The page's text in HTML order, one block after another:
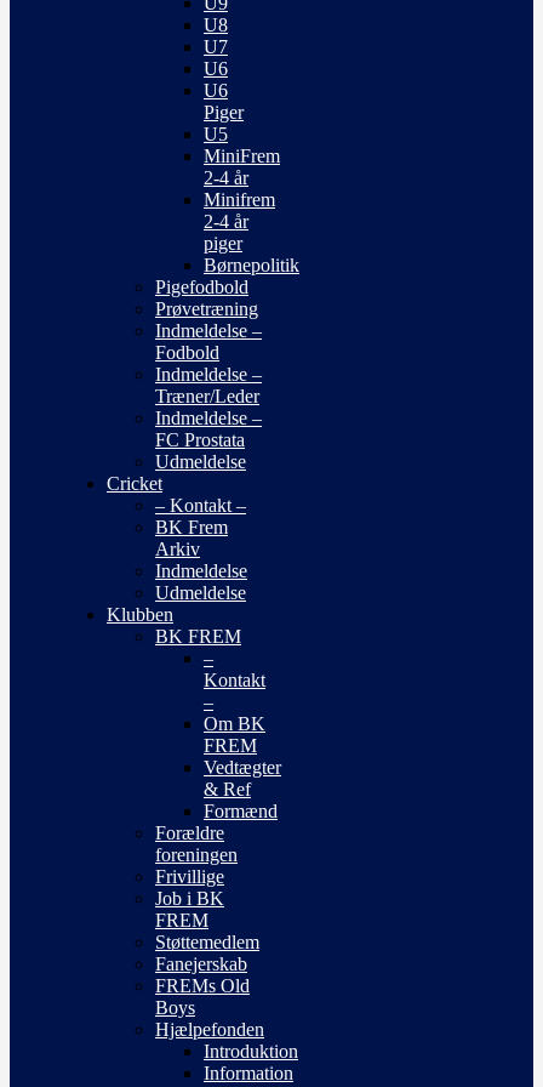
U8
U7
U6
U6
Piger
U5
MiniFrem
2-4 år
Minifrem
2-4 år
piger
Børnepolitik
Pigefodbold
Prøvetræning
Indmeldelse –
Fodbold
Indmeldelse –
Træner/Leder
Indmeldelse –
FC Prostata
Udmeldelse
Cricket
– Kontakt –
BK Frem
Arkiv
Indmeldelse
Udmeldelse
Klubben
BK FREM
–
Kontakt
–
Om BK
FREM
Vedtægter
& Ref
Formænd
Forældre
foreningen
Frivillige
Job i BK
FREM
Støttemedlem
Fanejerskab
FREMs Old
Boys
Hjælpefonden
Introduktion
Information